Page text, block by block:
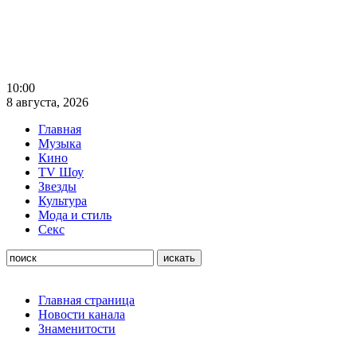
10:00
8 августа, 2026
Главная
Музыка
Кино
TV Шоу
Звезды
Культура
Мода и стиль
Секс
Главная страница
Новости канала
Знаменитости